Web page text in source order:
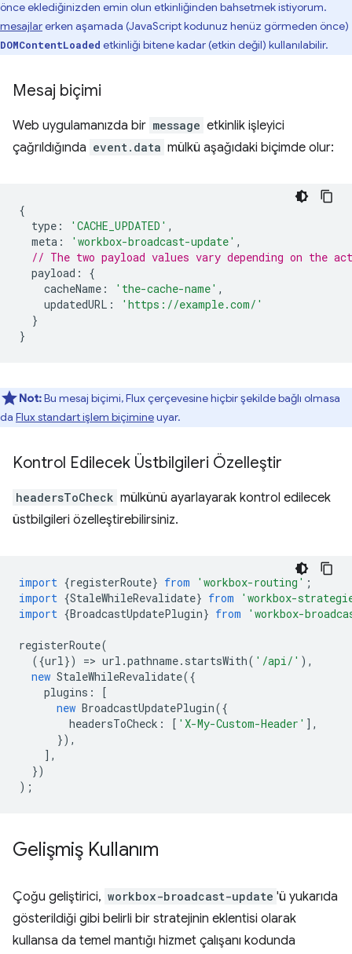
önce eklediğinizden emin olun etkinliğinden bahsetmek istiyorum.
mesajlarerken aşamada (JavaScript kodunuz henüz görmeden önce)
DOMContentLoaded etkinliği bitene kadar (etkin değil) kullanılabilir.
Mesaj biçimi
Web uygulamanızda bir message etkinlik işleyici
çağrıldığında event.data mülkü aşağıdaki biçimde olur:
{
type : 'CACHE_UPDATED' ,
meta : 'workbox-broadcast-update' ,
// The two payload values vary depending on the
payload :
{
cacheName : 'the-cache-name' ,
updatedURL :
'https://example.com/'
}
}
Not:Bu mesaj biçimi, Flux çerçevesine hiçbir şekilde bağlı olmasa
da Flux standart işlem biçimineuyar.
Kontrol Edilecek Üstbilgileri Özelleştir
headersToCheck mülkünü ayarlayarak kontrol edilecek
üstbilgileri özelleştirebilirsiniz.
import {registerRoute} from 'workbox-routing' ;
import {StaleWhileRevalidate} from
'workbox-
import {BroadcastUpdatePlugin} from 'workbox-
registerRoute(
({url}) => url .pathname. startsWith( '/api/' ),
new StaleWhileRevalidate({
plugins :
[
new BroadcastUpdatePlugin({
headersToCheck : [ 'X-My-Custom-Header' ],
}),
],
})
);
Gelişmiş Kullanım
Çoğu geliştirici, workbox-broadcast-update 'ü yukarıda
gösterildiği gibi belirli bir stratejinin eklentisi olarak
kullansa da temel mantığı hizmet çalışanı kodunda